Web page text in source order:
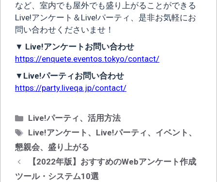
など、室内でも屋外でも盛り上がることができる
Live!アンケート＆Live!パーティ、是非お気軽にお
問い合わせくださいませ！
▼ Live!アンケートお問い合わせ
https://enquete.eventos.tokyo/contact/
▼Live!パーティお問い合わせ
https://party.liveqa.jp/contact/
カ
テ
ゴ
リ
ー
Live!パーティ、活用方法
タ
グ
Live!アンケート 、 Live!パーティ、 イベント 、
懇親会、 盛り上がる
投
稿
【2022年版】おすすめのWebアンケート作成
ツール・システム10選